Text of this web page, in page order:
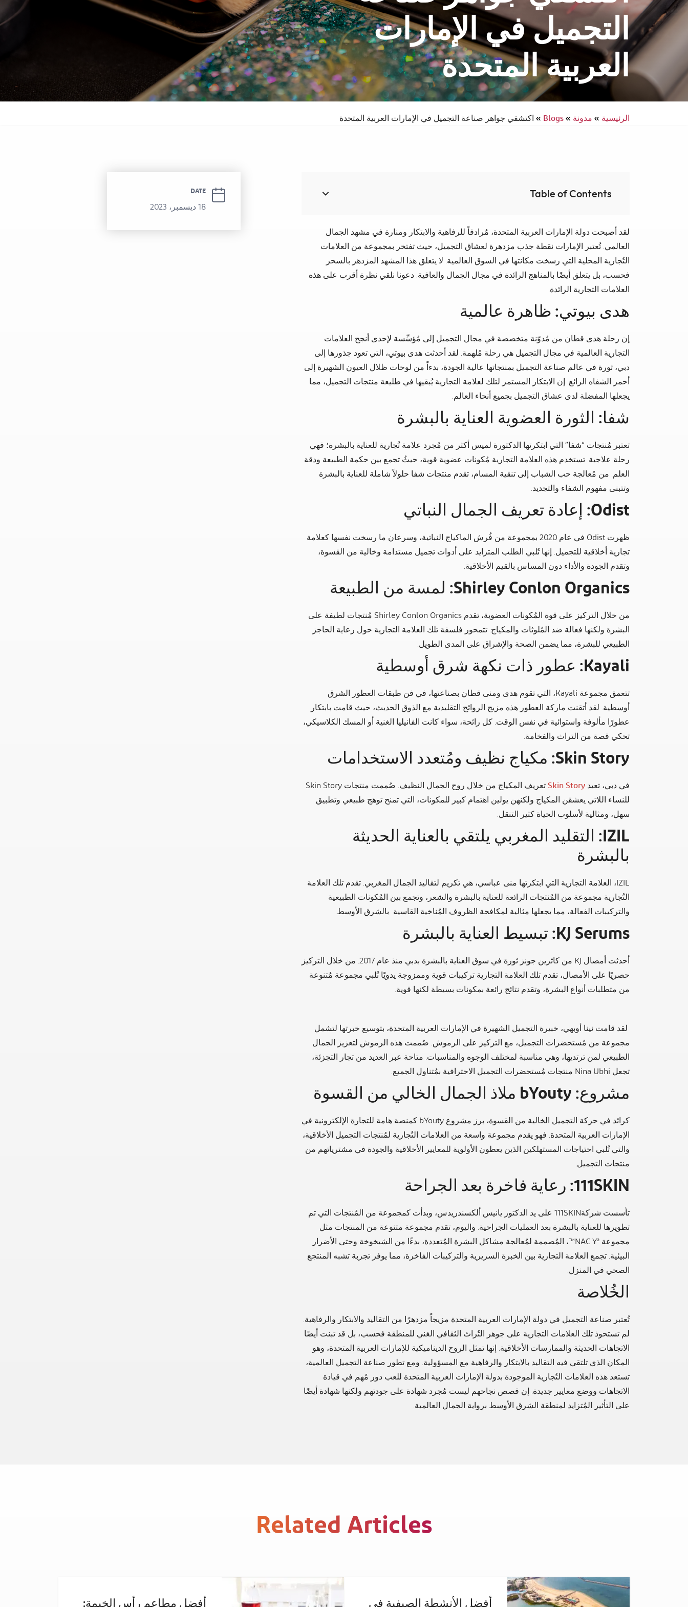
سبا والدورف فندق سوفيتيل الحمرا سفر يسهل الوصول إليه
التجميل في الإمارات
العربية المتحدة
الرئيسية»مدونة»
Blogs
»اكتشفي جواهر صناعة التجميل في الإمارات العربية المتحدة
Table of Contents
لقد أصبحت دولة الإمارات العربية المتحدة، مُرادفاً للرفاهية والابتكار ومنارة في مشهد الجمال
العالمي. تُعتبر الإمارات نقطة جذب مزدهرة لعشاق التجميل، حيث تفتخر بمجموعة من العلامات
التُجارية المحلية التي رسخت مكانتها في السوق العالمية. لا يتعلق هذا المشهد المزدهر بالسحر
فحسب، بل يتعلق أيضًا بالمناهج الرائدة في مجال الجمال والعافية. دعونا نلقي نظرة أقرب على هذه
العلامات التجارية الرائدة.
هدى بيوتي: ظاهرة عالمية
إن رحلة هدى قطان من مُدوّنة متخصصة في مجال التجميل إلى مُؤسِّسة لإحدى أنجح العلامات
التجارية العالمية في مجال التجميل هي رحلة مُلهمة. لقد أحدثت هدى بيوتي، التي تعود جذورها إلى
دبي، ثورة في عالم صناعة التجميل بمنتجاتها عالية الجودة، بدءاً من لوحات ظلال العيون الشهيرة إلى
أحمر الشفاه الرائع. إن الابتكار المستمر لتلك لعلامة التجارية يُبقيها في طليعة منتجات التجميل، مما
يجعلها المفضلة لدى عشاق التجميل بجميع أنحاء العالم.
شفا: الثورة العضوية العناية بالبشرة
تعتبر مُنتجات “شفا” التي ابتكرتها الدكتورة لميس أكثر من مُجرد علامة تُجارية للعناية بالبشرة؛ فهي
رحلة علاجية. تستخدم هذه العلامة التجارية مُكونات عضوية قوية، حيثُ تجمع بين حكمة الطبيعة ودقة
العلم. من مُعالجة حب الشباب إلى تنقية المسام، تقدم منتجات شفا حلولاً شاملة للعناية بالبشرة
وتتبنى مفهوم الشفاء والتجديد.
Odist: إعادة تعريف الجمال النباتي
ظهرت Odist في عام 2020 بمجموعة من فُرش الماكياج النباتية، وسرعان ما رسخت نفسها كعلامة
تجارية أخلاقية للتجميل. إنها تُلبي الطلب المتزايد على أدوات تجميل مستدامة وخالية من القسوة،
وتقدم الجودة والأداء دون المساس بالقيم الأخلاقية.
Shirley Conlon Organics: لمسة من الطبيعة
من خلال التركيز على قوة المُكونات العضوية، تقدم Shirley Conlon Organics مُنتجات لطيفة على
البشرة ولكنها فعالة ضد المُلوثات والمكياج. تتمحور فلسفة تلك العلامة التجارية حول رعاية الحاجز
الطبيعي للبشرة، مما يضمن الصحة والإشراق على المدى الطويل.
Kayali: عطور ذات نكهة شرق أوسطية
تتعمق مجموعة Kayali، التي تقوم هدى ومنى قطان بصناعتها، في فن طبقات العطور الشرق
أوسطية. لقد أتقنت ماركة العطور هذه مزيج الروائح التقليدية مع الذوق الحديث، حيث قامت بابتكار
عطورًا مألوفة واستوائية في نفس الوقت. كل رائحة، سواء كانت الفانيليا الغنية أو المسك الكلاسيكي،
تحكي قصة من التراث والفخامة.
Skin Story: مكياج نظيف ومُتعدد الاستخدامات
في دبي، تعيدSkin Story
تعريف المكياج من خلال روح الجمال النظيف. صُممت منتجات Skin Story
للنساء اللاتي يعشقن المكياج ولكنهن يولين اهتمام كبير للمكونات، التي تمنح توهج طبيعي وتطبيق
سهل، ومثالية لأسلوب الحياة كثير التنقل.
IZIL: التقليد المغربي يلتقي بالعناية الحديثة
بالبشرة
IZIL، العلامة التجارية التي ابتكرتها منى عباسي، هي تكريم لتقاليد الجمال المغربي. تقدم تلك العلامة
التُجارية مجموعة من المُنتجات الرائعة للعناية بالبشرة والشعر، وتجمع بين المُكونات الطبيعية
والتركيبات الفعالة، مما يجعلها مثالية لمكافحة الظروف المُناخية القاسية بالشرق الأوسط.
KJ Serums: تبسيط العناية بالبشرة
أحدثت أمصال KJ من كاثرين جونز ثورة في سوق العناية بالبشرة بدبي منذ عام 2017. من خلال التركيز
حصريًا على الأمصال، تقدم تلك العلامة التجارية تركيبات قوية وممزوجة يدويًا تُلبي مجموعة مُتنوعة
من متطلبات أنواع البشرة، وتقدم نتائج رائعة بمكونات بسيطة لكنها قوية.
لقد قامت نينا أوبهي، خبيرة التجميل الشهيرة في الإمارات العربية المتحدة، بتوسيع خبرتها لتشمل
مجموعة من مُستحضرات التجميل، مع التركيز على الرموش. صُممت هذه الرموش لتعزيز الجمال
الطبيعي لمن ترتديها، وهي مناسبة لمختلف الوجوه والمناسبات. متاحة عبر العديد من تجار التجزئة،
تجعل Nina Ubhi منتجات مُستحضرات التجميل الاحترافية بمُتناول الجميع.
مشروع: bYouty ملاذ الجمال الخالي من القسوة
كرائد في حركة التجميل الخالية من القسوة، برز مشروع bYouty كمنصة هامة للتجارة الإلكترونية في
الإمارات العربية المتحدة. فهو يقدم مجموعة واسعة من العلامات التُجارية لمُنتجات التجميل الأخلاقية،
والتي تُلبي احتياجات المستهلكين الذين يعطون الأولوية للمعايير الأخلاقية والجودة في مشترياتهم من
منتجات التجميل.
111SKIN: رعاية فاخرة بعد الجراحة
تأسست شركة111SKIN على يد الدكتور يانيس ألكسندريدس، وبدأت كمجموعة من المُنتجات التي تم
تطويرها للعناية بالبشرة بعد العمليات الجراحية. واليوم، تقدم مجموعة متنوعة من المنتجات مثل
مجموعة NAC Y²™، المُصممة لمُعالجة مشاكل البشرة المُتعددة، بدءًا من الشيخوخة وحتى الأضرار
البيئية. تجمع العلامة التجارية بين الخبرة السريرية والتركيبات الفاخرة، مما يوفر تجربة تشبه المنتجع
الصحي في المنزل.
الخُلاصة
تُعتبر صناعة التجميل في دولة الإمارات العربية المتحدة مزيجاً مزدهرًا من التقاليد والابتكار والرفاهية.
لم تستحوذ تلك العلامات التجارية على جوهر التُراث الثقافي الغني للمنطقة فحسب، بل قد تبنت أيضًا
الاتجاهات الحديثة والممارسات الأخلاقية. إنها تمثل الروح الديناميكية للإمارات العربية المتحدة، وهو
المكان الذي تلتقي فيه التقاليد بالابتكار والرفاهية مع المسؤولية. ومع تطور صناعة التجميل العالمية،
تستعد هذه العلامات التُجارية الموجودة بدولة الإمارات العربية المتحدة للعب دور مُهم في قيادة
الاتجاهات ووضع معايير جديدة. إن قصص نجاحهم ليست مُجرد شهادة على جودتهم ولكنها شهادة أيضًا
على التأثير المُتزايد لمنطقة الشرق الأوسط برواية الجمال العالمية.
DATE
18 ديسمبر، 2023
Related Articles